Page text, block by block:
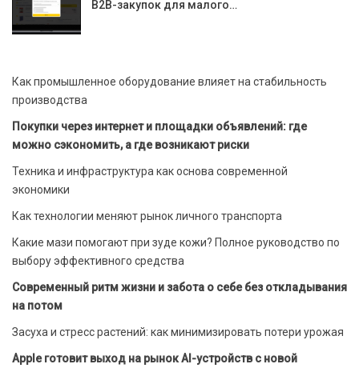
B2B-закупок для малого…
Как промышленное оборудование влияет на стабильность
производства
Покупки через интернет и площадки объявлений: где
можно сэкономить, а где возникают риски
Техника и инфраструктура как основа современной
экономики
Как технологии меняют рынок личного транспорта
Какие мази помогают при зуде кожи? Полное руководство по
выбору эффективного средства
Современный ритм жизни и забота о себе без откладывания
на потом
Засуха и стресс растений: как минимизировать потери урожая
Apple готовит выход на рынок AI-устройств с новой